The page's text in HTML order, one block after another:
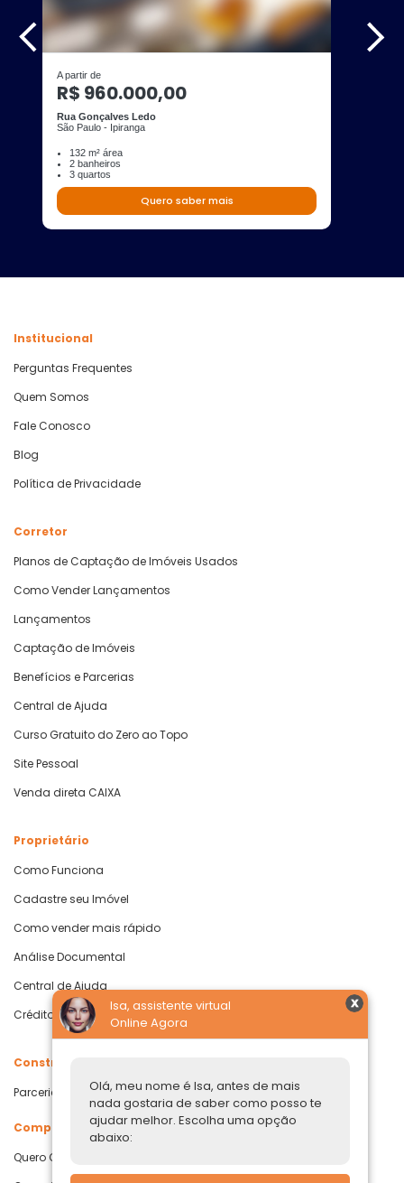
A partir de
R$ 960.000,00
Rua Gonçalves Ledo
São Paulo - Ipiranga
132 m² área
2 banheiros
3 quartos
Quero saber mais
Isa, assistente virtual
Online Agora
Olá, meu nome é Isa, antes de mais
nada gostaria de saber como posso te
ajudar melhor. Escolha uma opção
abaixo:
Institucional
Perguntas Frequentes
Quem Somos
Fale Conosco
Blog
Política de Privacidade
Corretor
Planos de Captação de Imóveis Usados
Como Vender Lançamentos
Lançamentos
Captação de Imóveis
Benefícios e Parcerias
Central de Ajuda
Curso Gratuito do Zero ao Topo
Site Pessoal
Venda direta CAIXA
Proprietário
Como Funciona
Cadastre seu Imóvel
Como vender mais rápido
Análise Documental
Central de Ajuda
Crédito com Garantia de Imóvel
Construtoras
Parcerias Imobiliárias
Comprar ou alugar
Quero Comprar